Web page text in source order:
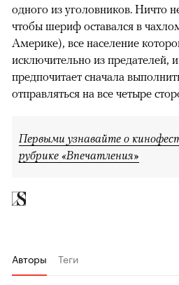
одного из уголовников. Ничто
чтобы шериф оставался в
Америке), все население
исключительно из предателей,
предпочитает сначала
отправляться на все четыре
Первыми узнавайте о
рубрике «Впечатления»
Авторы Теги